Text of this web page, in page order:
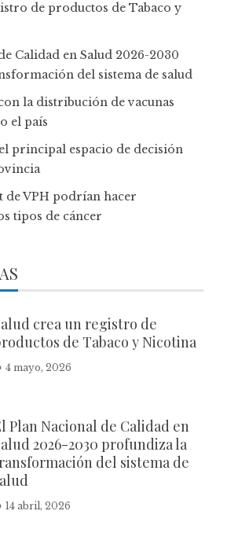
de productos de Tabaco y
Calidad en Salud 2026-2030
del sistema de salud
la distribución de vacunas
el país
principal espacio de decisión
de VPH podrían hacer
tipos de cáncer
crea un registro de
de Tabaco y Nicotina
4 mayo, 2026
Plan Nacional de Calidad en
2026-2030 profundiza la
del sistema de
14 abril, 2026